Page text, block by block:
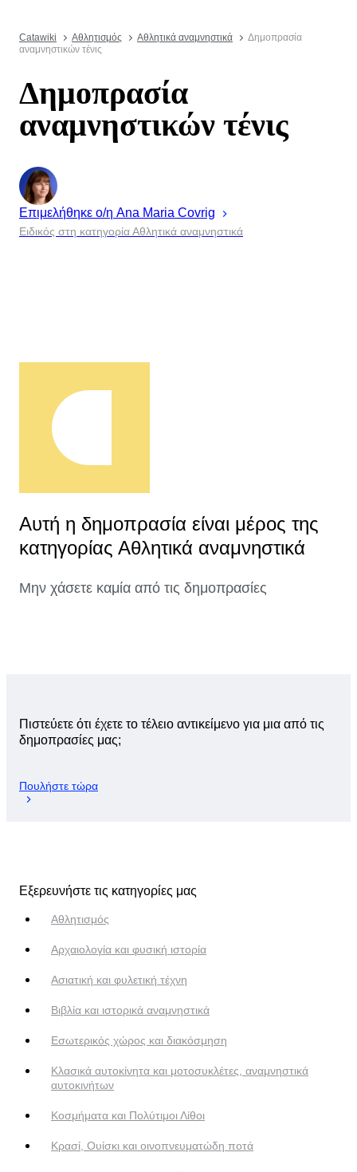
Catawiki Αθλητισμός Αθλητικά αναμνηστικά
Δημοπρασία
αναμνηστικών τένις
Δημοπρασία
αναμνηστικών τένις
Επιμελήθηκε ο/η Ana Maria Covrig
Ειδικός στη κατηγορία Αθλητικά αναμνηστικά
Αυτή η δημοπρασία είναι μέρος της
κατηγορίας Αθλητικά αναμνηστικά
Μην χάσετε καμία από τις δημοπρασίες
Πιστεύετε ότι έχετε το τέλειο αντικείμενο για μια από τις
δημοπρασίες μας;
Πουλήστε τώρα
Εξερευνήστε τις κατηγορίες μας
Αθλητισμός
Αρχαιολογία και φυσική ιστορία
Ασιατική και φυλετική τέχνη
Βιβλία και ιστορικά αναμνηστικά
Εσωτερικός χώρος και διακόσμηση
Κλασικά αυτοκίνητα και μοτοσυκλέτες, αναμνηστικά
αυτοκινήτων
Κοσμήματα και Πολύτιμοι Λίθοι
Κρασί, Ουίσκι και οινοπνευματώδη ποτά